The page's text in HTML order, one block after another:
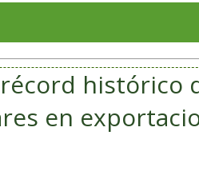
histórico
en